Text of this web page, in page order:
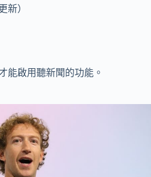
新）
能啟用聽新聞的功能。